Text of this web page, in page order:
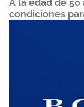
A la edad de
condiciones